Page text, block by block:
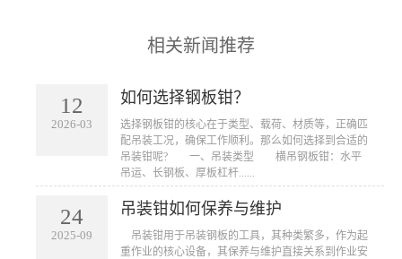
相关新闻推荐
12
2026-03
如何选择钢板钳？
​选择钢板钳的核心在于类型、载荷、材质等，正确匹
配吊装工况，确保工作顺利。那么如何选择到合适的
吊装钳呢? 一、吊装类型 横吊钢板钳：水平
吊运、长钢板、厚板杠杆......
24
2025-09
吊装钳如何保养与维护
​ 吊装钳用于吊装钢板的工具，其种类繁多，作为起
重作业的核心设备，其保养与维护直接关系到作业安